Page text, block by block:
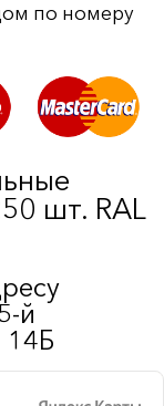
по номеру
шт. RAL
й
14Б